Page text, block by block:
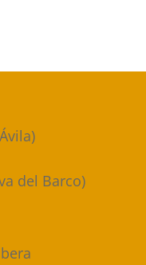
del Barco)